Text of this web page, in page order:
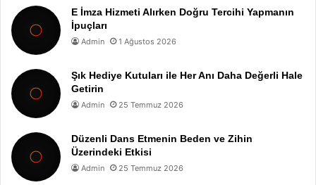
E İmza Hizmeti Alırken Doğru Tercihi Yapmanın
İpuçları
Admin 1 Ağustos 2026
Şık Hediye Kutuları ile Her Anı Daha Değerli Hale
Getirin
Admin 25 Temmuz 2026
Düzenli Dans Etmenin Beden ve Zihin
Üzerindeki Etkisi
Admin 25 Temmuz 2026